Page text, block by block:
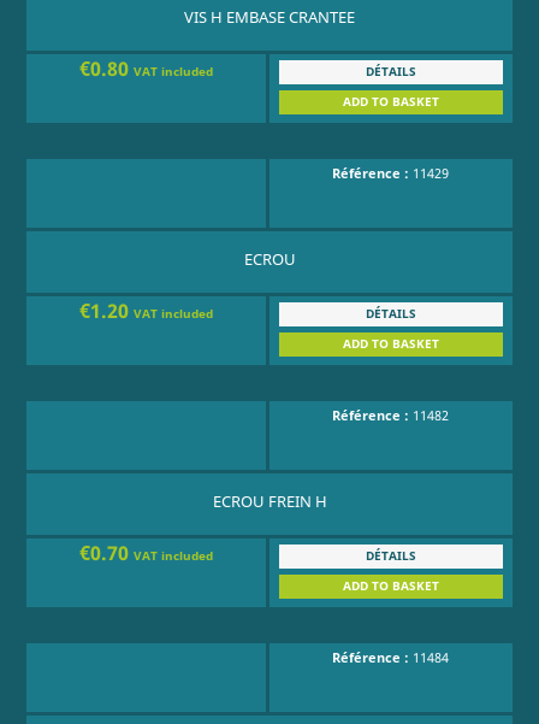
VIS H EMBASE CRANTEE
€0.80VAT included
DÉTAILS
ADD TO BASKET
Référence : 11429
ECROU
€1.20VAT included
DÉTAILS
ADD TO BASKET
Référence : 11482
ECROU FREIN H
€0.70VAT included
DÉTAILS
ADD TO BASKET
Référence : 11484